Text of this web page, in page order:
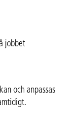
jobbet
och anpassas